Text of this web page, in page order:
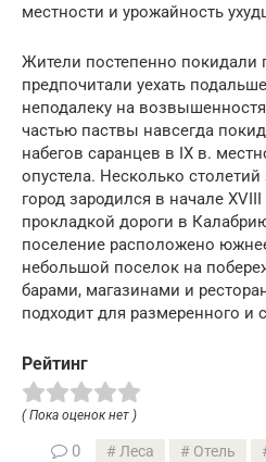
местности и урожайность
Жители постепенно покидали
предпочитали уехать
неподалеку на
частью паствы навсегда
набегов саранцев в IX в.
опустела. Несколько
город зародился в начале
прокладкой дороги в
поселение расположено
небольшой поселок на
барами, магазинами и
подходит для размеренного и
Рейтинг
( Пока оценок нет )
0 Леса Отель